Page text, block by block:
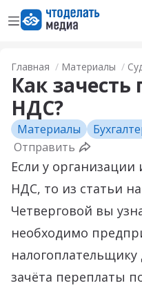
Открыть менюПерейти на
Главная Материалы
Как зачесть
НДС?
Материалы
Отправить
Если у
НДС, то из статьи
Четверговой вы
необходимо
зачёта переплаты